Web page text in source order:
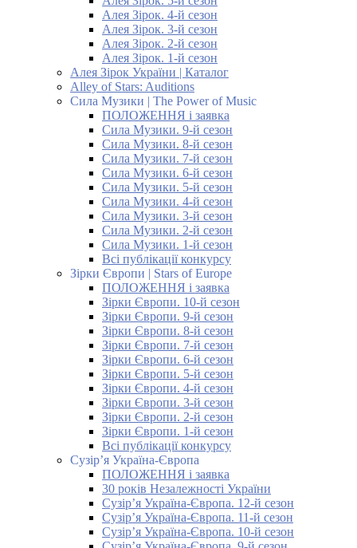
Алея Зірок. 4-й сезон
Алея Зірок. 3-й сезон
Алея Зірок. 2-й сезон
Алея Зірок. 1-й сезон
Алея Зірок України | Каталог
Alley of Stars: Auditions
Сила Музики | The Power of Music
ПОЛОЖЕННЯ і заявка
Сила Музики. 9-й сезон
Сила Музики. 8-й сезон
Сила Музики. 7-й сезон
Сила Музики. 6-й сезон
Сила Музики. 5-й сезон
Сила Музики. 4-й сезон
Сила Музики. 3-й сезон
Сила Музики. 2-й сезон
Сила Музики. 1-й сезон
Всі публікації конкурсу
Зірки Європи | Stars of Europe
ПОЛОЖЕННЯ і заявка
Зірки Європи. 10-й сезон
Зірки Європи. 9-й сезон
Зірки Європи. 8-й сезон
Зірки Європи. 7-й сезон
Зірки Європи. 6-й сезон
Зірки Європи. 5-й сезон
Зірки Європи. 4-й сезон
Зірки Європи. 3-й сезон
Зірки Європи. 2-й сезон
Зірки Європи. 1-й сезон
Всі публікації конкурсу
Сузір’я Україна-Європа
ПОЛОЖЕННЯ і заявка
30 років Незалежності України
Сузір’я Україна-Європа. 12-й сезон
Сузір’я Україна-Європа. 11-й сезон
Сузір’я Україна-Європа. 10-й сезон